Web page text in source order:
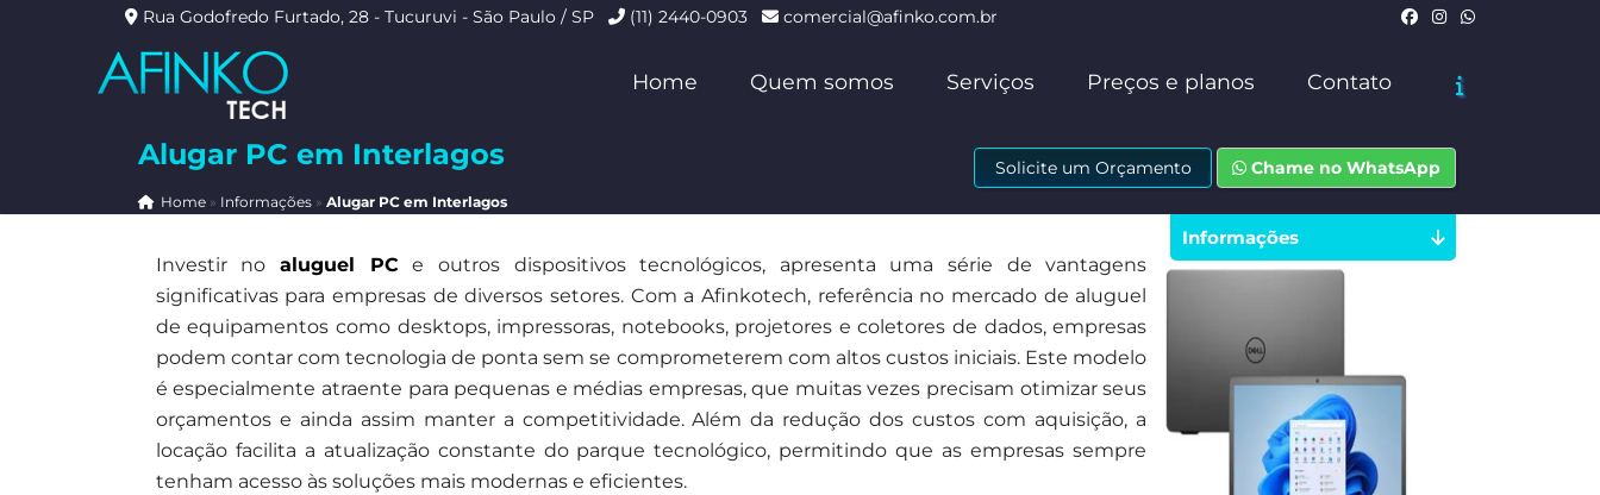
Rua Godofredo Furtado, 28 - Tucuruvi - São Paulo / SP (11) 2440-0903 comercial@afinko.com.br
Home Quem somos Serviços Preços e planos Contato
Alugar PC em Interlagos
Home» Informações » Alugar PC em Interlagos
Solicite um Orçamento Chame no WhatsApp
Investir noaluguel PC e outros dispositivos tecnológicos, apresenta uma série de vantagens
significativas para empresas de diversos setores. Com a Afinkotech, referência no mercado de aluguel
de equipamentos como desktops, impressoras, notebooks, projetores e coletores de dados, empresas
podem contar com tecnologia de ponta sem se comprometerem com altos custos iniciais. Este modelo
é especialmente atraente para pequenas e médias empresas, que muitas vezes precisam otimizar seus
orçamentos e ainda assim manter a competitividade. Além da redução dos custos com aquisição, a
locação facilita a atualização constante do parque tecnológico, permitindo que as empresas sempre
tenham acesso às soluções mais modernas e eficientes.
Informações